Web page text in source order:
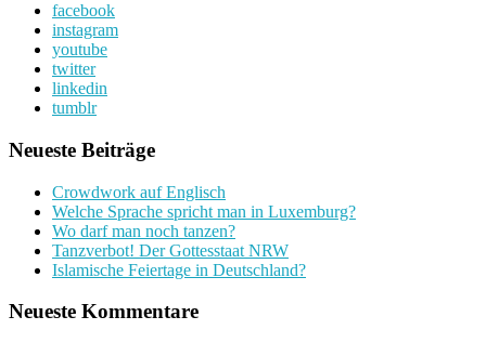
facebook
instagram
youtube
twitter
linkedin
tumblr
Neueste Beiträge
Crowdwork auf Englisch
Welche Sprache spricht man in Luxemburg?
Wo darf man noch tanzen?
Tanzverbot! Der Gottesstaat NRW
Islamische Feiertage in Deutschland?
Neueste Kommentare